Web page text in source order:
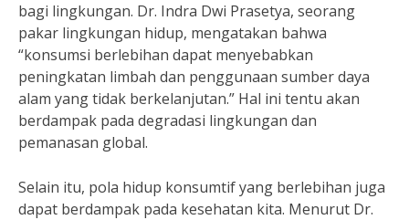
bagi lingkungan. Dr. Indra Dwi Prasetya, seorang
pakar lingkungan hidup, mengatakan bahwa
“konsumsi berlebihan dapat menyebabkan
peningkatan limbah dan penggunaan sumber daya
alam yang tidak berkelanjutan.” Hal ini tentu akan
berdampak pada degradasi lingkungan dan
pemanasan global.
Selain itu, pola hidup konsumtif yang berlebihan juga
dapat berdampak pada kesehatan kita. Menurut Dr.